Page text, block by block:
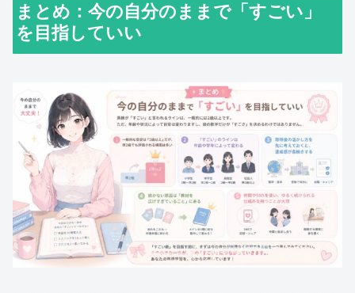
まとめ：今の自分のままで「すごい」
を目指していい